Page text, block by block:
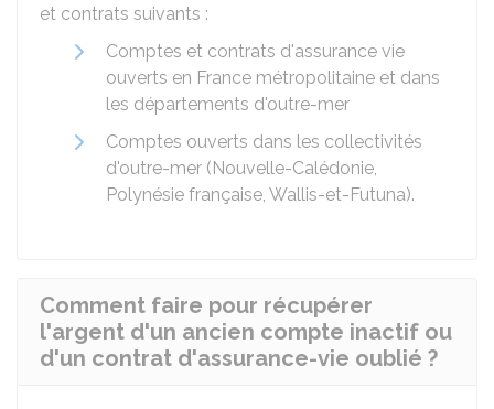
et contrats suivants :
Comptes et contrats d'assurance vie
ouverts en France métropolitaine et dans
les départements d'outre-mer
Comptes ouverts dans les collectivités
d'outre-mer (Nouvelle-Calédonie,
Polynésie française, Wallis-et-Futuna).
Comment faire pour récupérer
l'argent d'un ancien compte inactif ou
d'un contrat d'assurance-vie oublié ?